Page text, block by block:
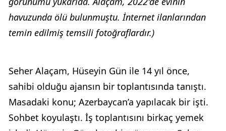
havuzunda ölü bulunmuştu. İnternet ilanlarından
temin edilmiş temsili fotoğraflardır.)
Seher Alaçam, Hüseyin Gün ile 14 yıl önce,
sahibi olduğu ajansın bir toplantısında tanıştı.
Masadaki konu; Azerbaycan’a yapılacak bir işti.
Sohbet koyulaştı. İş toplantısını birkaç yemek